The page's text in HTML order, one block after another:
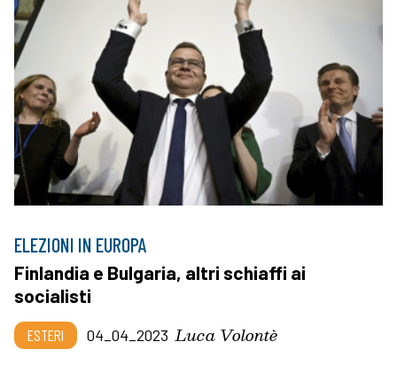
ELEZIONI IN EUROPA
Finlandia e Bulgaria, altri schiaffi ai
socialisti
ESTERI 04_04_2023 Luca Volontè